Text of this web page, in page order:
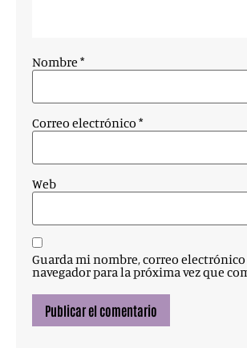
Nombre *
Correo electrónico *
Web
Guarda mi nombre, correo electrónico
navegador para la próxima vez que